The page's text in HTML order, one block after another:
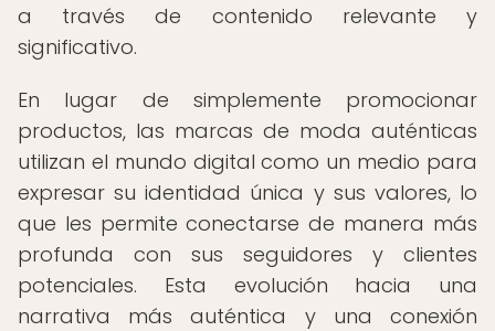
a través de contenido relevante y
significativo.
En lugar de simplemente promocionar
productos, las marcas de moda auténticas
utilizan el mundo digital como un medio para
expresar su identidad única y sus valores, lo
que les permite conectarse de manera más
profunda con sus seguidores y clientes
potenciales. Esta evolución hacia una
narrativa más auténtica y una conexión